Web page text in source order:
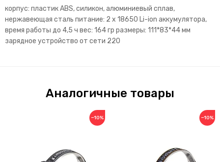
корпус: пластик ABS, силикон, алюминиевый сплав,
нержавеющая сталь питание: 2 х 18650 Li-ion аккумулятора,
время работы до 4,5 ч вес: 164 гр размеры: 111*83*44 мм
зарядное устройство от сети 220
Аналогичные товары
−10% −10%